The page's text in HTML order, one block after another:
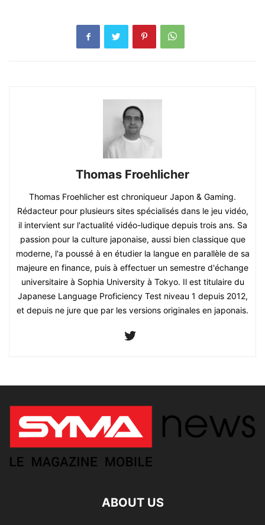
Thomas Froehlicher
Thomas Froehlicher est chroniqueur Japon & Gaming.
Rédacteur pour plusieurs sites spécialisés dans le jeu vidéo,
il intervient sur l'actualité vidéo-ludique depuis trois ans. Sa
passion pour la culture japonaise, aussi bien classique que
moderne, l'a poussé à en étudier la langue en parallèle de sa
majeure en finance, puis à effectuer un semestre d'échange
universitaire à Sophia University à Tokyo. Il est titulaire du
Japanese Language Proficiency Test niveau 1 depuis 2012,
et depuis ne jure que par les versions originales en japonais.
ABOUT US